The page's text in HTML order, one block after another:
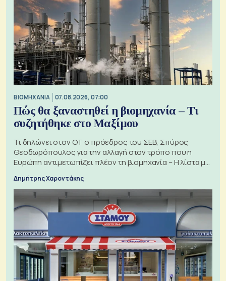
ΒΙΟΜΗΧΑΝΙΑ 07.08.2026, 07:00
Πώς θα ξαναστηθεί η βιομηχανία – Τι
συζητήθηκε στο Μαξίμου
Τι δηλώνει στον ΟΤ ο πρόεδρος του ΣΕΒ, Σπύρος
Θεοδωρόπουλος για την αλλαγή στον τρόπο που η
Ευρώπη αντιμετωπίζει πλέον τη βιομηχανία – Η λίστα με
Δημήτρης Χαροντάκης